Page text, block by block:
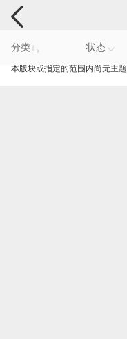
手机反馈
分类 状态
本版块或指定的范围内尚无主题